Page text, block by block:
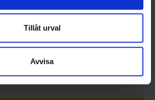
som vi samarbetar med.
kombinera informationen med annan
har tillhandahållit eller som de har
använt deras tjänster.
Tillåt urval
Avvisa